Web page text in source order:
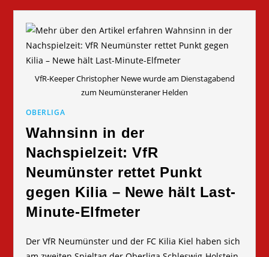
VfR-Keeper Christopher Newe wurde am Dienstagabend
zum Neumünsteraner Helden
OBERLIGA
Wahnsinn in der
Nachspielzeit: VfR
Neumünster rettet Punkt
gegen Kilia – Newe hält Last-
Minute-Elfmeter
Der VfR Neumünster und der FC Kilia Kiel haben sich